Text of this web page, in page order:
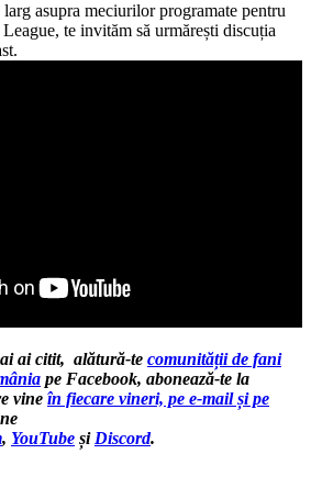
asupra meciurilor programate pentru
te invităm să urmărești discuția
ai citit, alătură-te comunității de fani
pe Facebook, abonează-te la
vine în fiecare vineri, pe e-mail și pe
, YouTube și Discord.